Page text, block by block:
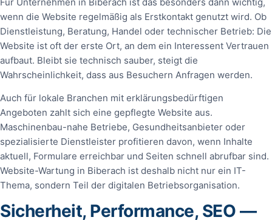
wenn die Website regelmäßig als Erstkontakt genutzt wird. Ob
Dienstleistung, Beratung, Handel oder technischer Betrieb: Die
Website ist oft der erste Ort, an dem ein Interessent Vertrauen
aufbaut. Bleibt sie technisch sauber, steigt die
Wahrscheinlichkeit, dass aus Besuchern Anfragen werden.
Auch für lokale Branchen mit erklärungsbedürftigen
Angeboten zahlt sich eine gepflegte Website aus.
Maschinenbau-nahe Betriebe, Gesundheitsanbieter oder
spezialisierte Dienstleister profitieren davon, wenn Inhalte
aktuell, Formulare erreichbar und Seiten schnell abrufbar sind.
Website-Wartung in Biberach ist deshalb nicht nur ein IT-
Thema, sondern Teil der digitalen Betriebsorganisation.
Sicherheit, Performance, SEO —